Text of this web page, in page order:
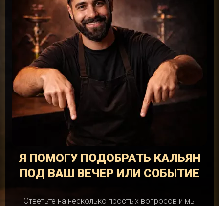
Я ПОМОГУ ПОДОБРАТЬ КАЛЬЯН
ПОД ВАШ ВЕЧЕР ИЛИ СОБЫТИЕ
Ответьте на несколько простых вопросов и мы